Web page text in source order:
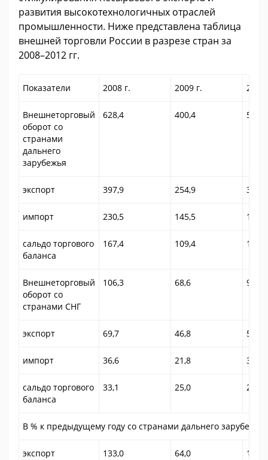
развития высокотехнологичных отраслей
промышленности. Ниже представлена таблица
внешней торговли России в разрезе стран за
2008–2012 гг.
Показатели 2008 г. 2009 г. 2010
Внешнеторговый
оборот со
странами
дальнего
зарубежья
628,4 400,4 534,4
экспорт 397,9 254,9 336,9
импорт 230,5 145,5 197,5
сальдо торгового
баланса
167,4 109,4 139,4
Внешнеторговый
оборот со
странами СНГ
106,3 68,6 91,3
экспорт 69,7 46,8 59,7
импорт 36,6 21,8 31,6
сальдо торгового
баланса
33,1 25,0 28,1
В % к предыдущему году со странами дальнего зарубежья
экспорт 133,0 64,0 132,2